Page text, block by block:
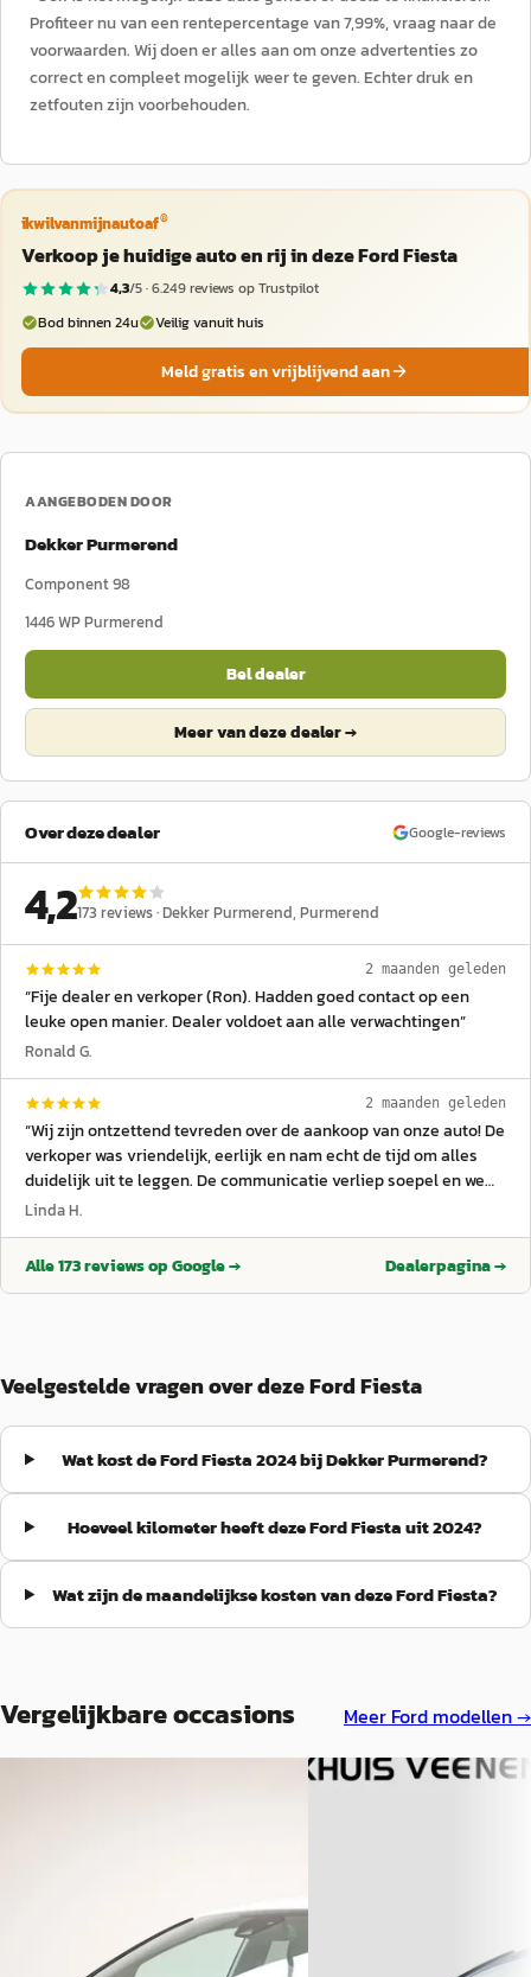
Profiteer nu van een rentepercentage van 7,99%, vraag naar de
voorwaarden. Wij doen er alles aan om onze advertenties zo
correct en compleet mogelijk weer te geven. Echter druk en
zetfouten zijn voorbehouden.
ikwilvanmijnautoaf®
Verkoop je huidige auto en rij in deze Ford Fiesta
4,3/5 ·6.249reviews op Trustpilot
Bod binnen 24u
Veilig vanuit huis
Meld gratis en vrijblijvend aan
AANGEBODEN DOOR
Dekker Purmerend
Component 98
1446 WPPurmerend
Bel dealer
Meer van deze dealer →
Over deze dealer Google-reviews
4,2173 reviews ·Dekker Purmerend, Purmerend
2 maanden geleden
“Fije dealer en verkoper (Ron). Hadden goed contact op een
leuke open manier. Dealer voldoet aan alle verwachtingen”
Ronald G.
2 maanden geleden
“Wij zijn ontzettend tevreden over de aankoop van onze auto! De
verkoper was vriendelijk, eerlijk en nam echt de tijd om alles
duidelijk uit te leggen. De communicatie verliep soepel en we
voelden ons direct op ons gemak. De auto was netjes verzorgd
verrassingen krijgt behalve misschien hoe snel je verliefd wordt
op je nieuwe auto. 😄 Absoluut een aanrader om hier een auto
Linda H.
Alle173reviews op Google → Dealerpagina →
Veelgestelde vragen over deze Ford Fiesta
Wat kost de Ford Fiesta 2024 bij Dekker Purmerend?
Hoeveel kilometer heeft deze Ford Fiesta uit 2024?
Wat zijn de maandelijkse kosten van deze Ford Fiesta?
Vergelijkbare occasions Meer Ford modellen →
v.a. € 305/mnd
B